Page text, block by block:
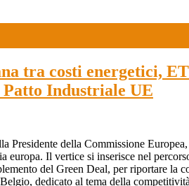
tra costi energetici,
Patto Industriale UE
della Commissione
Il vertice si inserisce nel
del Green Deal, per riportare la
dedicato al tema della